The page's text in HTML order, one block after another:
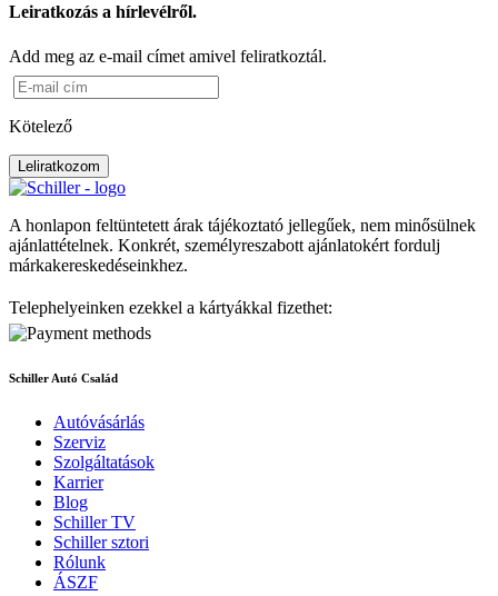
Leiratkozás a hírlevélről.
Add meg az e-mail címet amivel feliratkoztál.
Kötelező
Leliratkozom
A honlapon feltüntetett árak tájékoztató jellegűek, nem minősülnek
ajánlattételnek. Konkrét, személyreszabott ajánlatokért fordulj
márkakereskedéseinkhez.
Telephelyeinken ezekkel a kártyákkal fizethet:
Schiller Autó Család
Autóvásárlás
Szerviz
Szolgáltatások
Karrier
Blog
Schiller TV
Schiller sztori
Rólunk
ÁSZF